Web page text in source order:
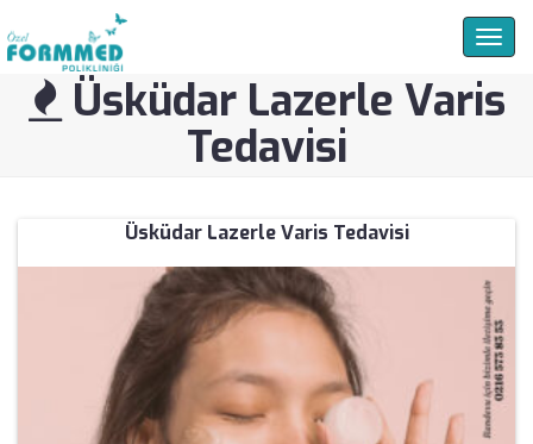
Üsküdar Lazerle Varis
Tedavisi
Üsküdar Lazerle Varis Tedavisi